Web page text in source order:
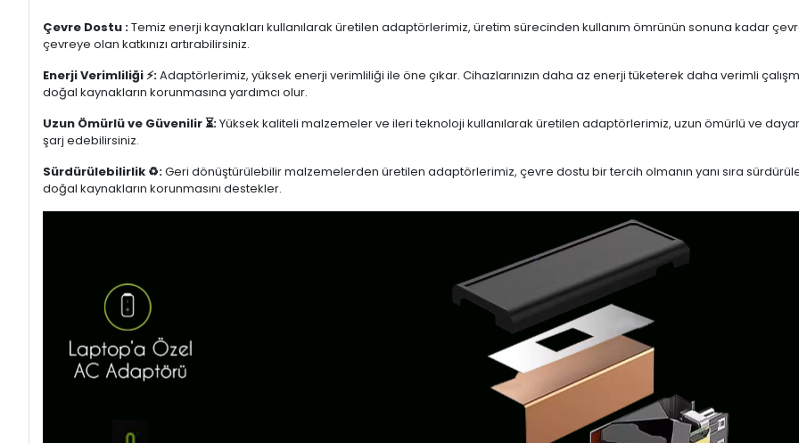
Çevre Dostu :Temiz enerji kaynakları kullanılarak üretilen adaptörlerimiz, üretim sürecinden kullanım ömrünün sonuna kadar
çevreye olan katkınızı artırabilirsiniz.
Enerji Verimliliği ⚡:Adaptörlerimiz, yüksek enerji verimliliği ile öne çıkar. Cihazlarınızın daha az enerji tüketerek daha verimli
doğal kaynakların korunmasına yardımcı olur.
Uzun Ömürlü ve Güvenilir ⏳:Yüksek kaliteli malzemeler ve ileri teknoloji kullanılarak üretilen adaptörlerimiz, uzun ömürlü ve
şarj edebilirsiniz.
Sürdürülebilirlik ♻️:Geri dönüştürülebilir malzemelerden üretilen adaptörlerimiz, çevre dostu bir tercih olmanın yanı sıra
doğal kaynakların korunmasını destekler.